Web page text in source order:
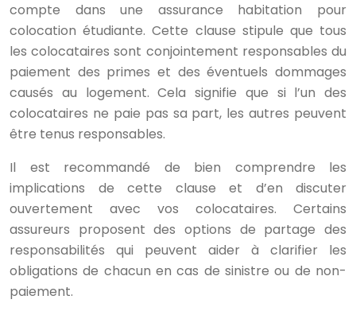
compte dans une assurance habitation pour
colocation étudiante. Cette clause stipule que tous
les colocataires sont conjointement responsables du
paiement des primes et des éventuels dommages
causés au logement. Cela signifie que si l’un des
colocataires ne paie pas sa part, les autres peuvent
être tenus responsables.
Il est recommandé de bien comprendre les
implications de cette clause et d’en discuter
ouvertement avec vos colocataires. Certains
assureurs proposent des options de partage des
responsabilités qui peuvent aider à clarifier les
obligations de chacun en cas de sinistre ou de non-
paiement.